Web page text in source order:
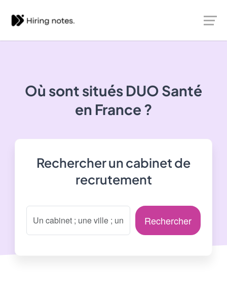
Où sont situés DUO Santé
en France ?
Rechercher un cabinet de
recrutement
Rechercher